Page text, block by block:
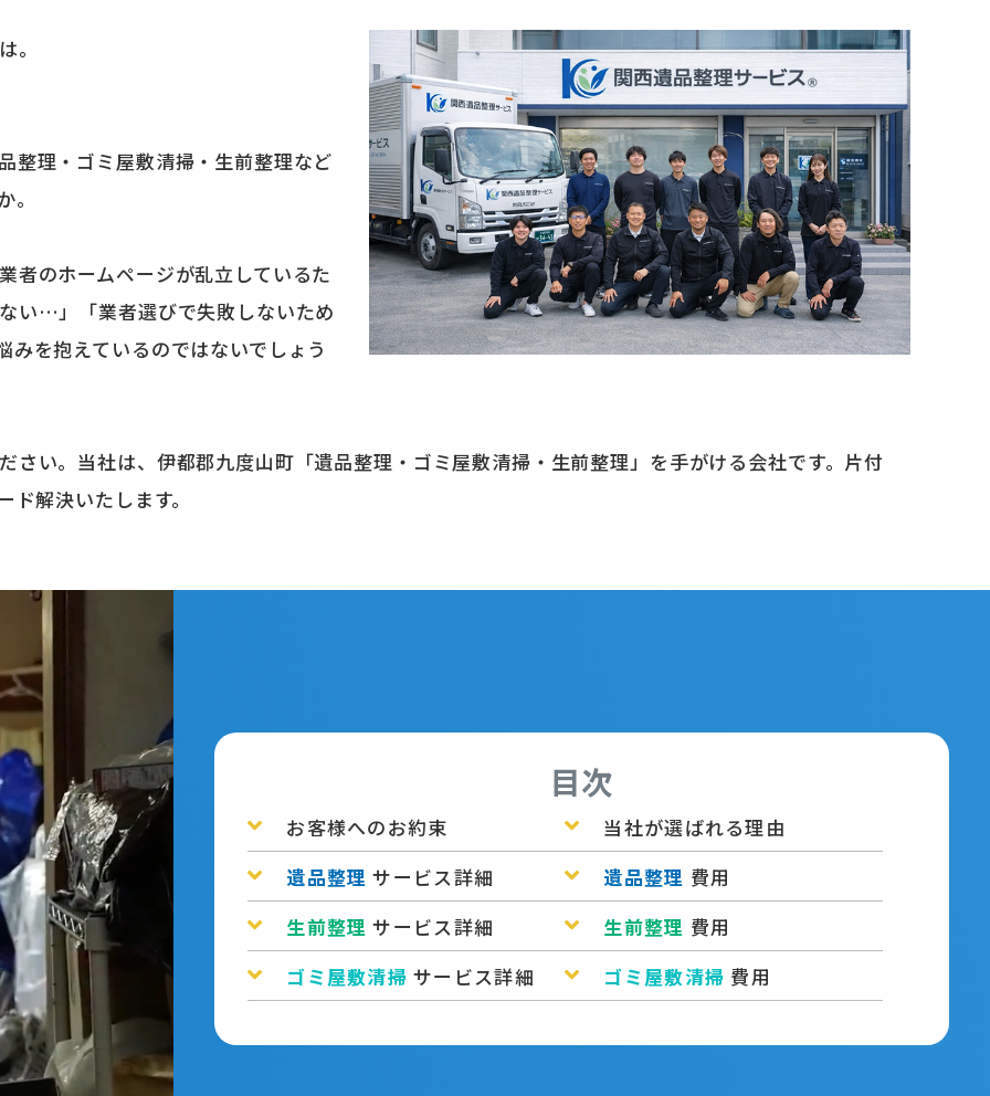
。
整理・ゴミ屋敷清掃・生前整理など
者のホームページが乱立しているた
い…」「業者選びで失敗しないため
を抱えているのではないでしょう
さい。当社は、伊都郡九度山町「遺品整理・ゴミ屋敷清掃・生前整理」を手がける会社です。片付
解決いたします。
目次
お客様へのお約束
当社が選ばれる理由
遺品整理 サービス詳細 遺品整理 費用
生前整理 サービス詳細 生前整理 費用
ゴミ屋敷清掃 サービス詳細 ゴミ屋敷清掃 費用